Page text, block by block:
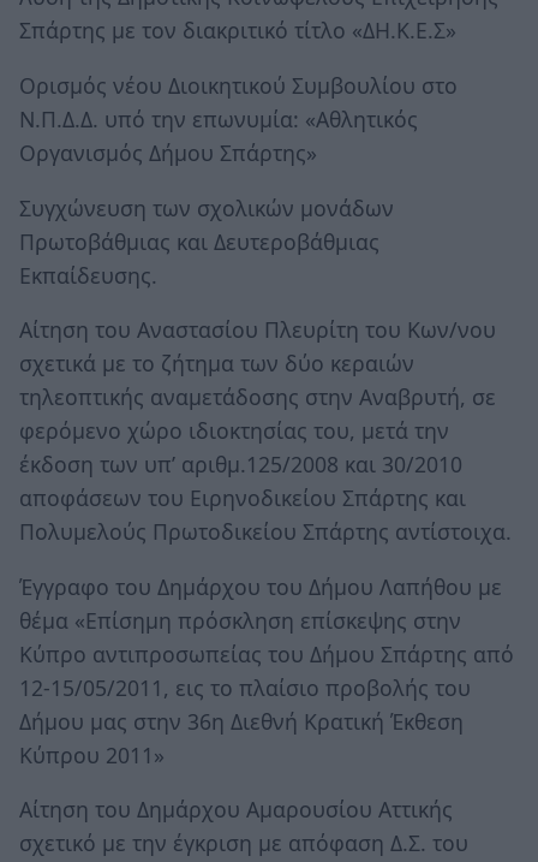
Σπάρτης με τον διακριτικό τίτλο «ΔΗ.Κ.Ε.Σ»
Ορισμός νέου Διοικητικού Συμβουλίου στο
Ν.Π.Δ.Δ. υπό την επωνυμία: «Αθλητικός
Οργανισμός Δήμου Σπάρτης»
Συγχώνευση των σχολικών μονάδων
Πρωτοβάθμιας και Δευτεροβάθμιας
Εκπαίδευσης.
Αίτηση του Αναστασίου Πλευρίτη του Κων/νου
σχετικά με το ζήτημα των δύο κεραιών
τηλεοπτικής αναμετάδοσης στην Αναβρυτή, σε
φερόμενο χώρο ιδιοκτησίας του, μετά την
έκδοση των υπ’ αριθμ.125/2008 και 30/2010
αποφάσεων του Ειρηνοδικείου Σπάρτης και
Πολυμελούς Πρωτοδικείου Σπάρτης αντίστοιχα.
Έγγραφο του Δημάρχου του Δήμου Λαπήθου με
θέμα «Επίσημη πρόσκληση επίσκεψης στην
Κύπρο αντιπροσωπείας του Δήμου Σπάρτης από
12-15/05/2011, εις το πλαίσιο προβολής του
Δήμου μας στην 36η Διεθνή Κρατική Έκθεση
Κύπρου 2011»
Αίτηση του Δημάρχου Αμαρουσίου Αττικής
σχετικό με την έγκριση με απόφαση Δ.Σ. του